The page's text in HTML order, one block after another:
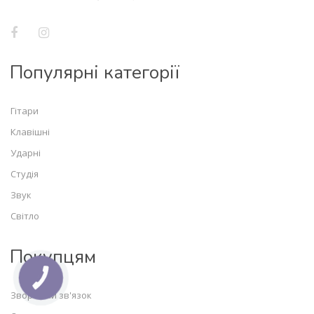
Популярні категорії
Гітари
Клавішні
Ударні
Студія
Звук
Світло
Покупцям
Зворотній зв'язок
КНОПКА
ЗВ'ЯЗКУ